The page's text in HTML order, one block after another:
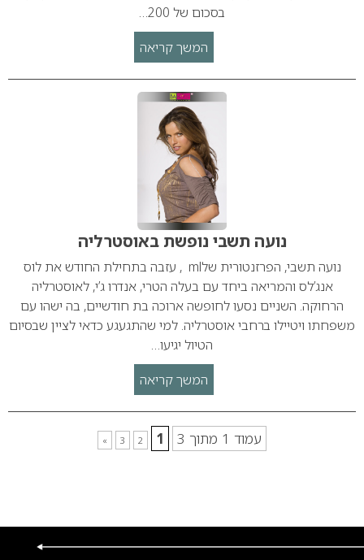
בסכום של 200…
המשך קריאה
נועה תשבי נופשת באוסטרליה
נועה תשבי, הפרזנטורית שלml , עזבה בתחילת החודש את לוס
אנג’לס והמריאה ביחד עם בעלה הטרי, אנדרו ג’י, לאוסטרליה
הרחוקה. השניים נסעו לחופשה ארוכה בת חודשיים, בה ישהו עם
משפחתו ויטיילו ברחבי אוסטרליה. למי שהתגעגע כדאי לציין שבסיום
הטיול יגיעו…
המשך קריאה
עמוד 1 מתוך 3 1
2
3
»